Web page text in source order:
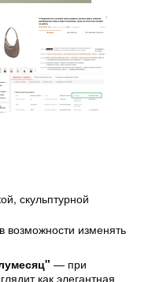
скульптурной
возможности изменять
— при
как элегантная